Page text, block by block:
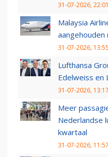
31-07-2026, 22:01
Malaysia
31-07-2026, 13:55
Lufthansa
Edelweiss en
31-07-2026, 13:17
Meer
Nederlandse
kwartaal
31-07-2026, 11:57